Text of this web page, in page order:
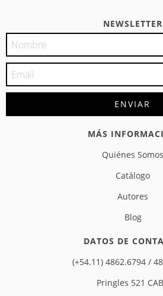
NEWSLETTER
MÁS
Quiénes Somos
Catálogo
Autores
Blog
DATOS DE
(+54.11) 4862.6794 /
Pringles 521